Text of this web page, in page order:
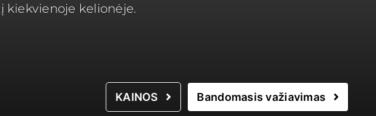
kelionėje.
KAINOS Bandomasis važiavimas